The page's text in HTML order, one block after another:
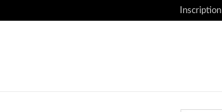
Inscription